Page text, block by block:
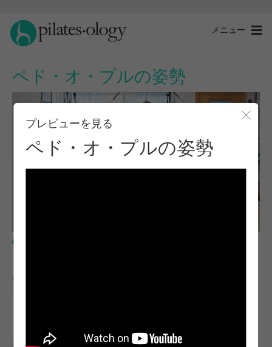
メニュー
ペド・オ・プルの姿勢
プレビューを見る
ペド・オ・プルの姿勢
教師
ブロッサム・レイラニ・クロフ
必要な機材